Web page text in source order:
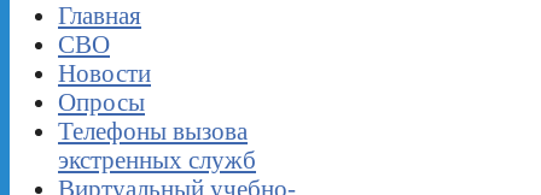
Главная
СВО
Новости
Опросы
Телефоны вызова
экстренных служб
Виртуальный учебно-